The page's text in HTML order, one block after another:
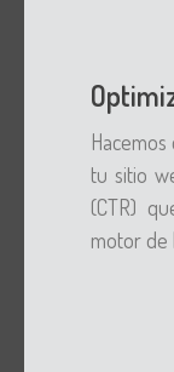
tu sitio
(CTR)
motor de